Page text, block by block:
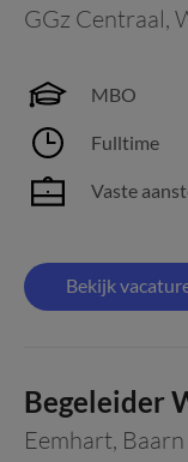
GGz Centraal,
MBO
Fulltime
Vaste
Bekijk
Begeleider
Eemhart, Baarn